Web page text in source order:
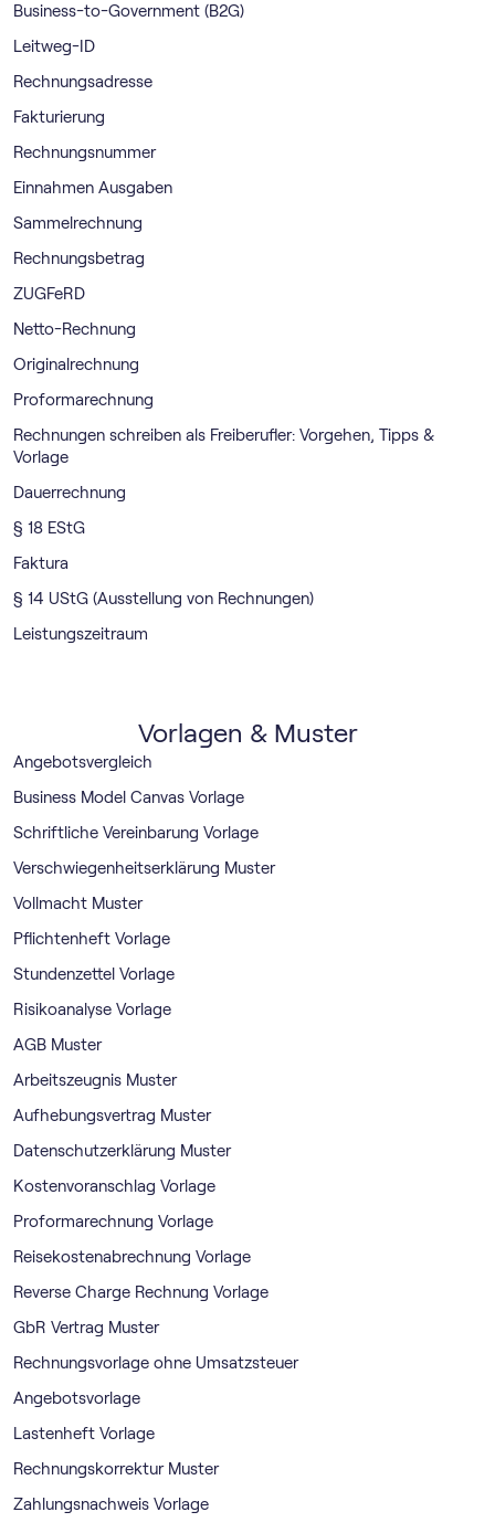
Business-to-Government (B2G)
Leitweg-ID
Rechnungsadresse
Fakturierung
Rechnungsnummer
Einnahmen Ausgaben
Sammelrechnung
Rechnungsbetrag
ZUGFeRD
Netto-Rechnung
Originalrechnung
Proformarechnung
Rechnungen schreiben als Freiberufler: Vorgehen, Tipps &
Vorlage
Dauerrechnung
§ 18 EStG
Faktura
§ 14 UStG (Ausstellung von Rechnungen)
Leistungszeitraum
Vorlagen & Muster
Angebotsvergleich
Business Model Canvas Vorlage
Schriftliche Vereinbarung Vorlage
Verschwiegenheitserklärung Muster
Vollmacht Muster
Pflichtenheft Vorlage
Stundenzettel Vorlage
Risikoanalyse Vorlage
AGB Muster
Arbeitszeugnis Muster
Aufhebungsvertrag Muster
Datenschutzerklärung Muster
Kostenvoranschlag Vorlage
Proformarechnung Vorlage
Reisekostenabrechnung Vorlage
Reverse Charge Rechnung Vorlage
GbR Vertrag Muster
Rechnungsvorlage ohne Umsatzsteuer
Angebotsvorlage
Lastenheft Vorlage
Rechnungskorrektur Muster
Zahlungsnachweis Vorlage